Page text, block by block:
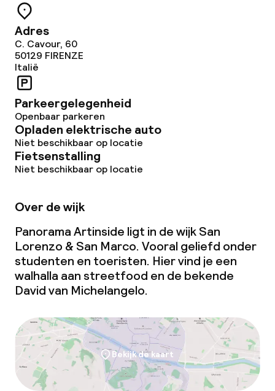
Adres
C. Cavour, 60
50129 FIRENZE
Italië
Parkeergelegenheid
Openbaar parkeren
Opladen elektrische auto
Niet beschikbaar op locatie
Fietsenstalling
Niet beschikbaar op locatie
Over de wijk
Panorama Artinside ligt in de wijk San
Lorenzo & San Marco. Vooral geliefd onder
studenten en toeristen. Hier vind je een
walhalla aan streetfood en de bekende
Davidvan Michelangelo.
Bekijk de kaart